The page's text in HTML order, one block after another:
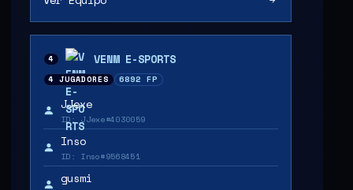
4 VENM E-SPORTS
4 JUGADORES 6892 FP
JJexe
ID: JJexe#4030059
Inso
ID: Inso#9568451
gusmi